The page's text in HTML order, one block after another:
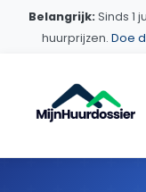
Belangrijk: Sinds 1
huurprijzen. Doe